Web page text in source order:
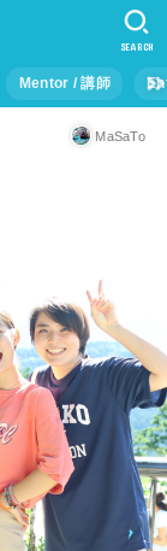
Mentor / 講師
SEARCH
MaSaTo